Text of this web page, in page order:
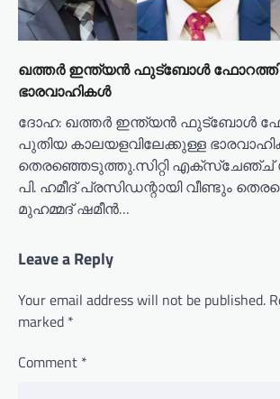
ഖത്തർ ഇന്ത്യൻ ഫുട്ബോൾ
ഭാരവാഹികൾ
ദോഹ: ഖത്തർ ഇന്ത്യൻ ഫുട്ബോൾ
പുതിയ കാലയളവിലേക്കുള്ള
തെരഞ്ഞെടുത്തു.സിറ്റി
പി. ഹമീദ് പ്രസിഡന്റായി വീണ്ടും
മുഹമ്മദ് ഷമീൻ…
Leave a Reply
Your email address will not be published.
marked *
Comment *